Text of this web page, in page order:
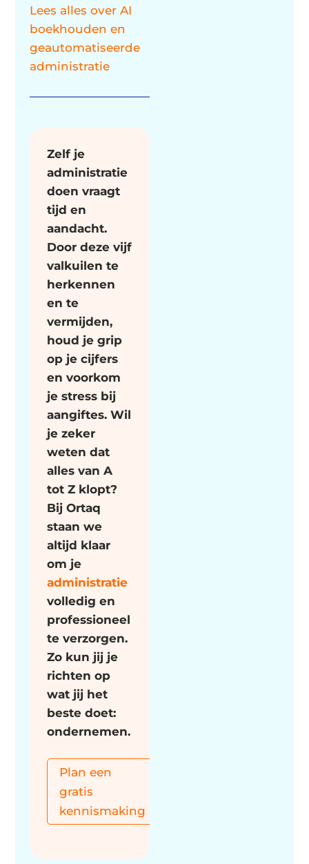
Lees alles over AI
boekhouden en
geautomatiseerde
administratie
Zelf je
administratie
doen vraagt
tijd en
aandacht.
Door deze vijf
valkuilen te
herkennen
en te
vermijden,
houd je grip
op je cijfers
en voorkom
je stress bij
aangiftes. Wil
je zeker
weten dat
alles van A
tot Z klopt?
Bij Ortaq
staan we
altijd klaar
om je
administratie
volledig en
professioneel
te verzorgen.
Zo kun jij je
richten op
wat jij het
beste doet:
ondernemen.
Plan een
gratis
kennismaking